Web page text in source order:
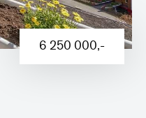
6 250 000,-